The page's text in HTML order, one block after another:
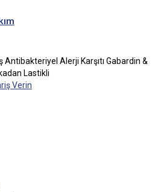
Antibakteriyel Alerji Karşıtı Gabardin &
Lastikli
Verin